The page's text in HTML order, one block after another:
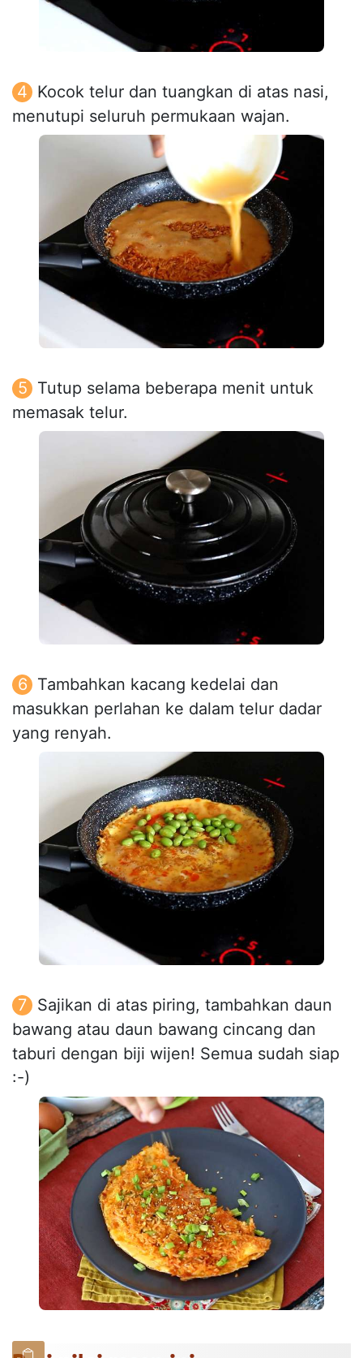
Kocok telur dan tuangkan di atas nasi,
menutupi seluruh permukaan wajan.
Tutup selama beberapa menit untuk
memasak telur.
Tambahkan kacang kedelai dan
masukkan perlahan ke dalam telur dadar
yang renyah.
Sajikan di atas piring, tambahkan daun
bawang atau daun bawang cincang dan
taburi dengan biji wijen! Semua sudah siap
:-)